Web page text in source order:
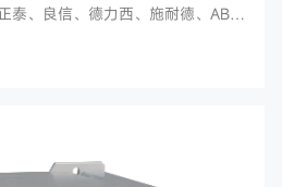
泰、良信、德力西、施耐德、ABB